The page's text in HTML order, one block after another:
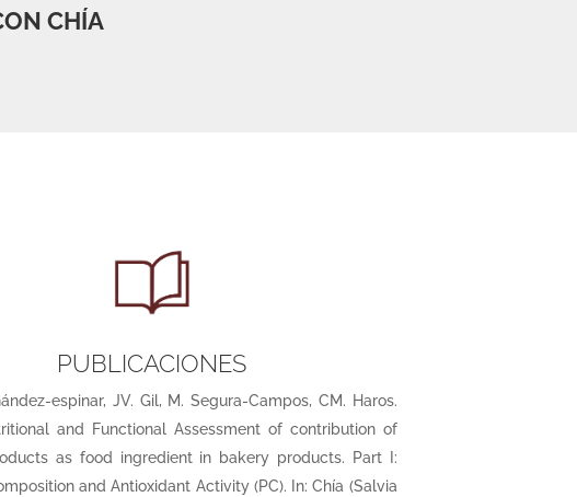
CHÍA
PUBLICACIONES
espinar, JV. Gil, M. Segura-Campos, CM. Haros.
and Functional Assessment of contribution of
as food ingredient in bakery products. Part I:
and Antioxidant Activity (PC). In: Chía (Salvia